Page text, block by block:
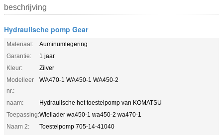
beschrijving
Hydraulische pomp Gear
Materiaal:
Auminumlegering
Garantie:
1 jaar
Kleur:
Zilver
Modelleer
nr.:
WA470-1 WA450-1 WA450-2
naam:
Hydraulische het toestelpomp van KOMATSU
Toepassing:Wiellader wa450-1 wa450-2 wa470-1
Naam 2:
Toestelpomp 705-14-41040